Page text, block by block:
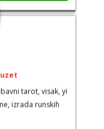
tarot, visak, yi
izrada runskih